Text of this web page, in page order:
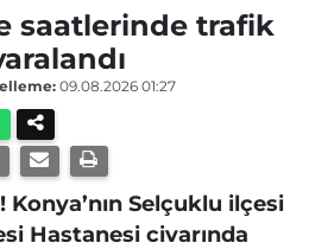
saatlerinde trafik
09.08.2026 01:27
Selçuklu ilçesi
Hastanesi civarında